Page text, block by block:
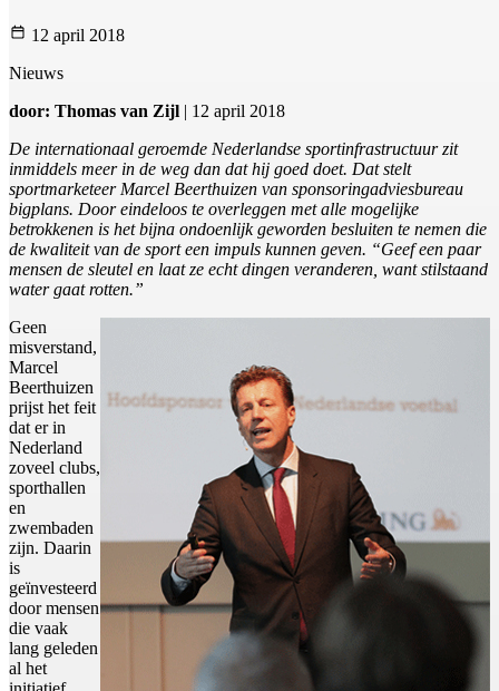
12 april 2018
Nieuws
door: Thomas van Zijl | 12 april 2018
De internationaal geroemde Nederlandse sportinfrastructuur zit
inmiddels meer in de weg dan dat hij goed doet. Dat stelt
sportmarketeer Marcel Beerthuizen van sponsoringadviesbureau
bigplans. Door eindeloos te overleggen met alle mogelijke
betrokkenen is het bijna ondoenlijk geworden besluiten te nemen die
de kwaliteit van de sport een impuls kunnen geven. “Geef een paar
mensen de sleutel en laat ze echt dingen veranderen, want stilstaand
water gaat rotten.”
Geen
misverstand,
Marcel
Beerthuizen
prijst het feit
dat er in
Nederland
zoveel clubs,
sporthallen
en
zwembaden
zijn. Daarin
is
geïnvesteerd
door mensen
die vaak
lang geleden
al het